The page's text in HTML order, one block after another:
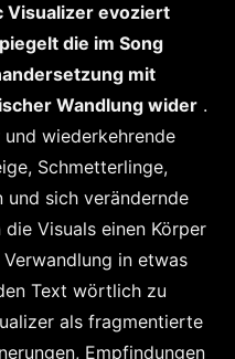
Visualizer evoziert
die im Song
mit
Wandlung wider .
wiederkehrende
Schmetterlinge,
und sich verändernde
Visuals einen Körper
in etwas
Text wörtlich zu
als fragmentierte
Empfindungen